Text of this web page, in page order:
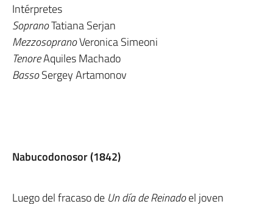
Intérpretes
SopranoTatiana Serjan
MezzosopranoVeronica Simeoni
TenoreAquiles Machado
BassoSergey Artamonov
Nabucodonosor (1842)
Luego del fracaso de Un día de Reinadoel joven